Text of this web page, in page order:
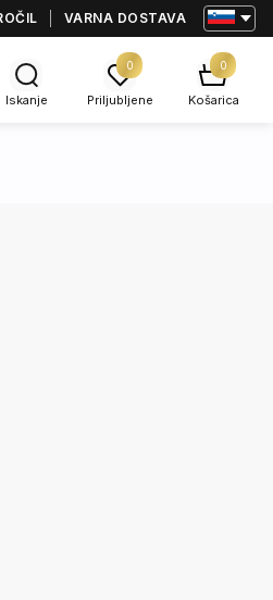
VARNA DOSTAVA
Iskanje
0
Priljubljene
0
Košarica